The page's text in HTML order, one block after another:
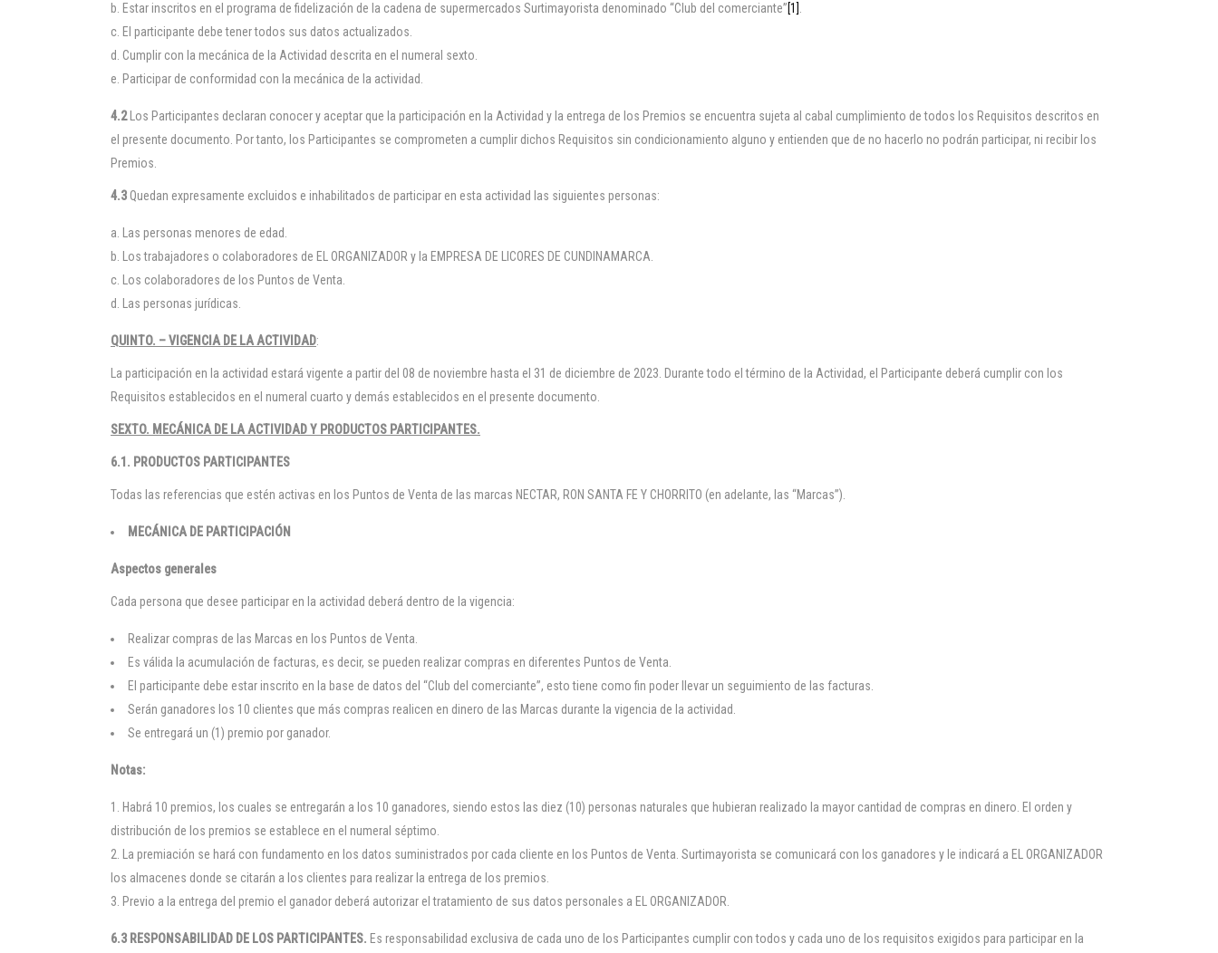
Estar inscritos en el programa de fidelización de la cadena de supermercados Surtimayorista denominado “Club del comerciante”[1]
El participante debe tener todos sus datos actualizados.
Cumplir con la mecánica de la Actividad descrita en el numeral sexto.
Participar de conformidad con la mecánica de la actividad.
4.2Los Participantes declaran conocer y aceptar que la participación en la Actividad y la entrega de los Premios se encuentra sujeta al cabal cumplimiento de todos los Requisitos descritos en
el presente documento. Por tanto, los Participantes se comprometen a cumplir dichos Requisitos sin condicionamiento alguno y entienden que de no hacerlo no podrán participar, ni recibir los
Premios.
4.3 Quedan expresamente excluidos e inhabilitados de participar en esta actividad las siguientes personas:
Las personas menores de edad.
Los trabajadores o colaboradores de EL ORGANIZADOR y la EMPRESA DE LICORES DE CUNDINAMARCA.
Los colaboradores de los Puntos de Venta.
Las personas jurídicas.
QUINTO. – VIGENCIA DE LA ACTIVIDAD:
La participación en la actividad estará vigente a partir del 08 de noviembre hasta el 31 de diciembre de 2023. Durante todo el término de la Actividad, el Participante deberá cumplir con los
Requisitos establecidos en el numeral cuarto y demás establecidos en el presente documento.
SEXTO. MECÁNICA DE LA ACTIVIDAD Y PRODUCTOS PARTICIPANTES.
6.1. PRODUCTOS PARTICIPANTES
Todas las referencias que estén activas en los Puntos de Venta de las marcas NECTAR, RON SANTA FE Y CHORRITO (en adelante, las “Marcas”).
MECÁNICA DE PARTICIPACIÓN
Aspectos generales
Cada persona que desee participar en la actividad deberá dentro de la vigencia:
Realizar compras de las Marcas en los Puntos de Venta.
Es válida la acumulación de facturas, es decir, se pueden realizar compras en diferentes Puntos de Venta.
El participante debe estar inscrito en la base de datos del “Club del comerciante”, esto tiene como fin poder llevar un seguimiento de las facturas.
Serán ganadores los 10 clientes que más compras realicen en dinero de las Marcas durante la vigencia de la actividad.
Se entregará un (1) premio por ganador.
Notas:
Habrá 10 premios, los cuales se entregarán a los 10 ganadores, siendo estos las diez (10) personas naturales que hubieran realizado la mayor cantidad de compras en dinero. El orden y
distribución de los premios se establece en el numeral séptimo.
La premiación se hará con fundamento en los datos suministrados por cada cliente en los Puntos de Venta. Surtimayorista se comunicará con los ganadores y le indicará a EL ORGANIZADOR
los almacenes donde se citarán a los clientes para realizar la entrega de los premios.
Previo a la entrega del premio el ganador deberá autorizar el tratamiento de sus datos personales a EL ORGANIZADOR.
6.3 RESPONSABILIDAD DE LOS PARTICIPANTES. Es responsabilidad exclusiva de cada uno de los Participantes cumplir con todos y cada uno de los requisitos exigidos para participar en la